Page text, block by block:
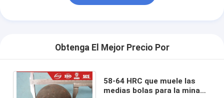
Obtenga El Mejor Precio Por
58-64 HRC que muele las
medias bolas para la mina